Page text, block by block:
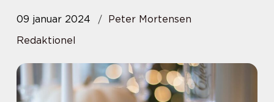
09 januar 2024
Peter Mortensen
Redaktionel